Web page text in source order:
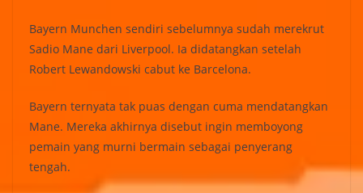
Bayern Munchen sendiri sebelumnya sudah merekrut
Sadio Mane dari Liverpool. Ia didatangkan setelah
Robert Lewandowski cabut ke Barcelona.
Bayern ternyata tak puas dengan cuma mendatangkan
Mane. Mereka akhirnya disebut ingin memboyong
pemain yang murni bermain sebagai penyerang
tengah.